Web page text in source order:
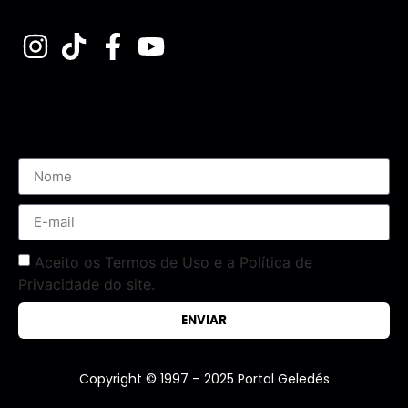
Aceito os Termos de Uso e a Política de
Privacidade do site.
ENVIAR
Copyright © 1997 – 2025 Portal Geledés